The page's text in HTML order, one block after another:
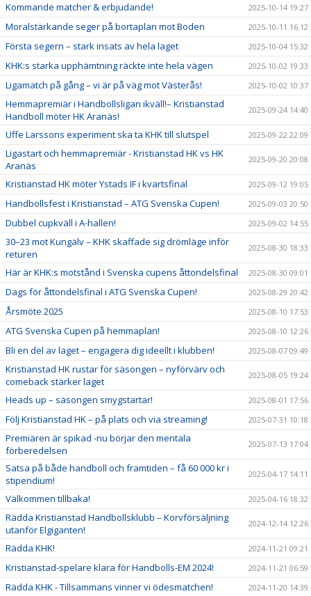
Kommande matcher & erbjudande! 2025-10-14 19:27
Moralstärkande seger på bortaplan mot Boden 2025-10-11 16:12
Första segern – stark insats av hela laget 2025-10-04 15:32
KHK:s starka upphämtning räckte inte hela vägen 2025-10-02 19:33
Ligamatch på gång – vi är på väg mot Västerås! 2025-10-02 10:37
Hemmapremiär i Handbollsligan ikväll!– Kristianstad
Handboll möter HK Aranäs!
2025-09-24 14:40
Uffe Larssons experiment ska ta KHK till slutspel 2025-09-22 22:09
Ligastart och hemmapremiär - Kristianstad HK vs HK
Aranäs
2025-09-20 20:08
Kristianstad HK möter Ystads IF i kvartsfinal 2025-09-12 19:05
Handbollsfest i Kristianstad – ATG Svenska Cupen! 2025-09-03 20:50
Dubbel cupkväll i A-hallen! 2025-09-02 14:55
30–23 mot Kungälv – KHK skaffade sig drömläge inför
returen
2025-08-30 18:33
Här är KHK:s motstånd i Svenska cupens åttondelsfinal 2025-08-30 09:01
Dags för åttondelsfinal i ATG Svenska Cupen! 2025-08-29 20:42
Årsmöte 2025 2025-08-10 17:53
ATG Svenska Cupen på hemmaplan! 2025-08-10 12:26
Bli en del av laget – engagera dig ideellt i klubben! 2025-08-07 09:49
Kristianstad HK rustar för säsongen – nyförvärv och
comeback stärker laget
2025-08-05 19:24
Heads up – säsongen smygstartar! 2025-08-01 17:56
Följ Kristianstad HK – på plats och via streaming! 2025-07-31 10:18
Premiären är spikad -nu börjar den mentala
förberedelsen
2025-07-13 17:04
Satsa på både handboll och framtiden – få 60 000 kr i
stipendium!
2025-04-17 14:11
Välkommen tillbaka! 2025-04-16 18:32
Rädda Kristianstad Handbollsklubb – Korvförsäljning
utanför Elgiganten!
2024-12-14 12:26
Rädda KHK! 2024-11-21 09:21
Kristianstad-spelare klara för Handbolls-EM 2024! 2024-11-21 06:59
Rädda KHK - Tillsammans vinner vi ödesmatchen! 2024-11-20 14:39